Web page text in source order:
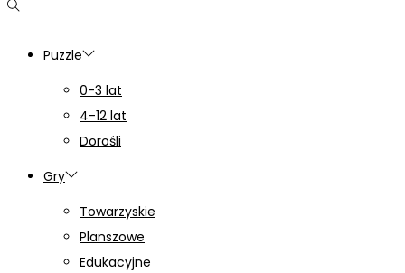
Puzzle
0-3 lat
4-12 lat
Dorośli
Gry
Towarzyskie
Planszowe
Edukacyjne